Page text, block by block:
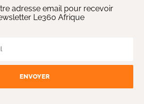
adresse email pour recevoir
Le360 Afrique
ENVOYER